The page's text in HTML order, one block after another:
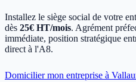
Installez le siège social de votre
dès 25€ HT/mois. Agrément
immédiate, position stratégique
direct à l'A8.
Domicilier mon entreprise à